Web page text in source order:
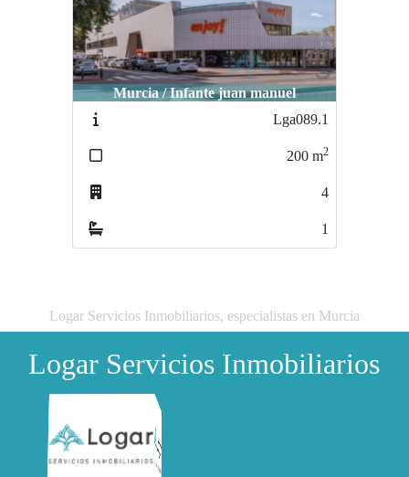
Murcia / Infante juan manuel
Lga089.1
200 m2
4
1
Logar Servicios Inmobiliarios, especialistas en Murcia
Logar Servicios Inmobiliarios